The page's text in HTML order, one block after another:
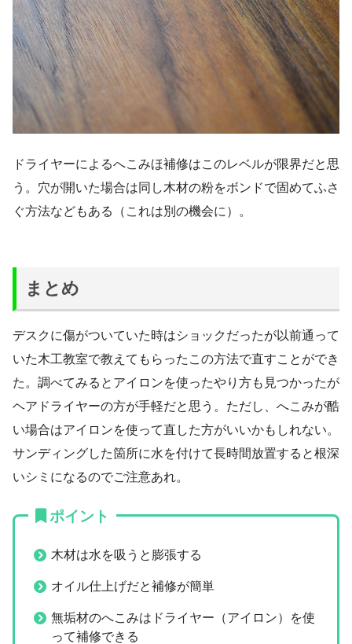
ドライヤーによるへこみほ補修はこのレベルが限界だと思
う。穴が開いた場合は同し木材の粉をボンドで固めてふさ
ぐ方法などもある（これは別の機会に）。
まとめ
デスクに傷がついていた時はショックだったが以前通って
いた木工教室で教えてもらったこの方法で直すことができ
た。調べてみるとアイロンを使ったやり方も見つかったが
ヘアドライヤーの方が手軽だと思う。ただし、へこみが酷
い場合はアイロンを使って直した方がいいかもしれない。
サンディングした箇所に水を付けて長時間放置すると根深
いシミになるのでご注意あれ。
ポイント
木材は水を吸うと膨張する
オイル仕上げだと補修が簡単
無垢材のへこみはドライヤー（アイロン）を使
って補修できる